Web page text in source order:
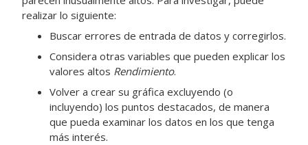
realizar lo siguiente:
Buscar errores de entrada de datos y corregirlos.
Considera otras variables que pueden explicar los
valores altos Rendimiento.
Volver a crear su gráfica excluyendo (o
incluyendo) los puntos destacados, de manera
que pueda examinar los datos en los que tenga
más interés.